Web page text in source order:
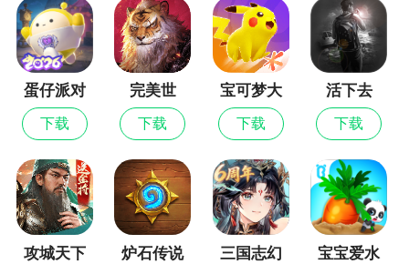
3、需要不断的打怪获取一些攻击类的道具来工
级敌人，到最后需要消灭大BOSS，蜘蛛侠可以随意
的切换自己的形态，消灭敌人拯救城市，升级获取
奖励，购买更加先进大威力的武器，逐鹿太空，驰
骋沙场，做城市的英雄
蛋仔派对
下载
完美世
界：诸神
之战
下载
宝可梦大
集结
下载
活下去
下载
攻城天下 炉石传说
三国志幻
宝宝爱水